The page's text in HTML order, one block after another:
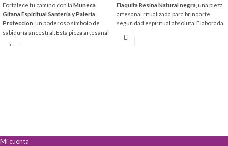
Fortalece tu camino con la Muneca
Gitana Espiritual Santeria y Paleria
Proteccion , un poderoso símbolo de
sabiduría ancestral. Esta pieza artesanal
Flaquita Resina Natural negra , una pieza
artesanal ritualizada para brindarte
seguridad espiritual absoluta. Elaborada
ideal para manifestar tus peticiones y
Mi cuenta